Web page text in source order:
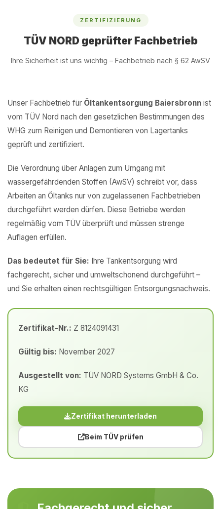
ZERTIFIZIERUNG
TÜV NORD geprüfter Fachbetrieb
Ihre Sicherheit ist uns wichtig – Fachbetrieb nach § 62 AwSV
Unser Fachbetrieb für Öltankentsorgung Baiersbronn ist
vom TÜV Nord nach den gesetzlichen Bestimmungen des
WHG zum Reinigen und Demontieren von Lagertanks
geprüft und zertifiziert.
Die Verordnung über Anlagen zum Umgang mit
wassergefährdenden Stoffen (AwSV) schreibt vor, dass
Arbeiten an Öltanks nur von zugelassenen Fachbetrieben
durchgeführt werden dürfen. Diese Betriebe werden
regelmäßig vom TÜV überprüft und müssen strenge
Auflagen erfüllen.
Das bedeutet für Sie: Ihre Tankentsorgung wird
fachgerecht, sicher und umweltschonend durchgeführt –
und Sie erhalten einen rechtsgültigen Entsorgungsnachweis.
Zertifikat-Nr.: Z 8124091431
Gültig bis: November 2027
Ausgestellt von: TÜV NORD Systems GmbH & Co.
KG
Zertifikat herunterladen
Beim TÜV prüfen